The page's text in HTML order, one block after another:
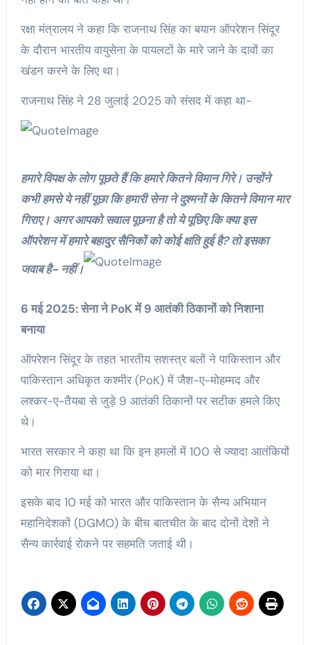
रक्षा मंत्रालय ने कहा कि राजनाथ सिंह का बयान ऑपरेशन सिंदूर
के दौरान भारतीय वायुसेना के पायलटों के मारे जाने के दावों का
खंडन करने के लिए था।
राजनाथ सिंह ने 28 जुलाई 2025 को संसद में कहा था-
हमारे विपक्ष के लोग पूछते हैं कि हमारे कितने विमान गिरे। उन्होंने
कभी हमसे ये नहीं पूछा कि हमारी सेना ने दुश्मनों के कितने विमान मार
गिराए। अगर आपको सवाल पूछना है तो ये पूछिए कि क्या इस
ऑपरेशन में हमारे बहादुर सैनिकों को कोई क्षति हुई है? तो इसका
जवाब है- नहीं।
6 मई 2025: सेना ने PoK में 9 आतंकी ठिकानों को निशाना
बनाया
ऑपरेशन सिंदूर के तहत भारतीय सशस्त्र बलों ने पाकिस्तान और
पाकिस्तान अधिकृत कश्मीर (PoK) में जैश-ए-मोहम्मद और
लश्कर-ए-तैयबा से जुड़े 9 आतंकी ठिकानों पर सटीक हमले किए
थे।
भारत सरकार ने कहा था कि इन हमलों में 100 से ज्यादा आतंकियों
को मार गिराया था।
इसके बाद 10 मई को भारत और पाकिस्तान के सैन्य अभियान
महानिदेशकों (DGMO) के बीच बातचीत के बाद दोनों देशों ने
सैन्य कार्रवाई रोकने पर सहमति जताई थी।